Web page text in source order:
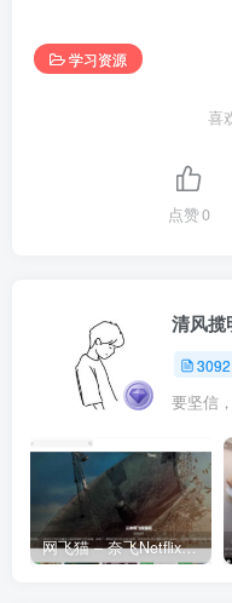
学习资源
喜
点赞0
清风揽
3092
要坚信
网飞猫 – 奈飞Netflix免费看